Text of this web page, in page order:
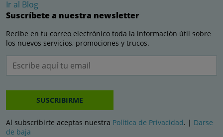
Ir al Blog
Suscríbete a nuestra newsletter
Recibe en tu correo electrónico toda la información útil sobre
los nuevos servicios, promociones y trucos.
SUSCRIBIRME
Al subscribirte aceptas nuestra Política de Privacidad. | Darse
de baja